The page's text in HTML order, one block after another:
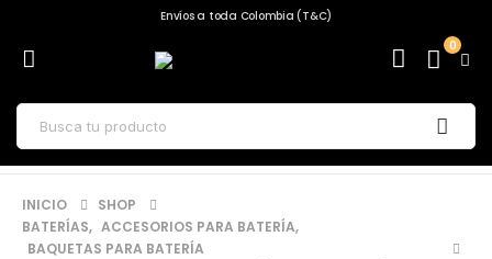
Envíos a toda Colombia (T&C)
0
INICIO
SHOP
BATERÍAS, ACCESORIOS PARA BATERÍA,
BAQUETAS PARA BATERÍA